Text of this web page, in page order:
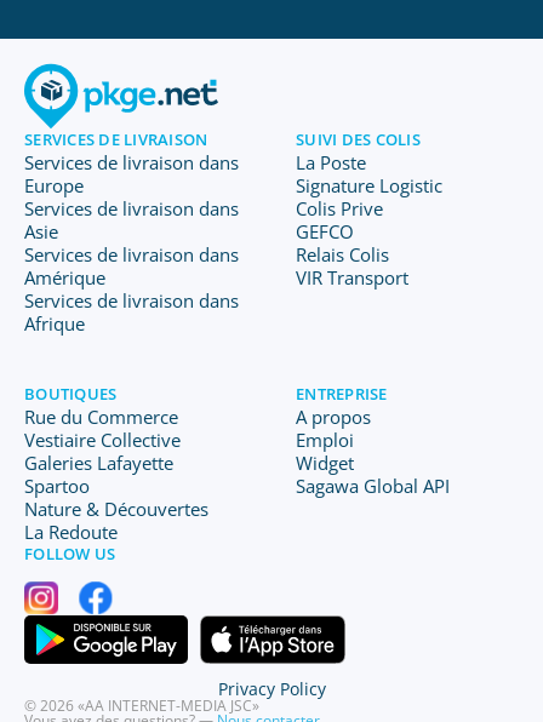
SERVICES DE LIVRAISON
Services de livraison dans
Europe
Services de livraison dans
Asie
Services de livraison dans
Amérique
Services de livraison dans
Afrique
SUIVI DES COLIS
La Poste
Signature Logistic
Colis Prive
GEFCO
Relais Colis
VIR Transport
BOUTIQUES
Rue du Commerce
Vestiaire Collective
Galeries Lafayette
Spartoo
Nature & Découvertes
La Redoute
ENTREPRISE
A propos
Emploi
Widget
Sagawa Global API
FOLLOW US
© 2026 «AA INTERNET-MEDIA JSC»
Privacy Policy